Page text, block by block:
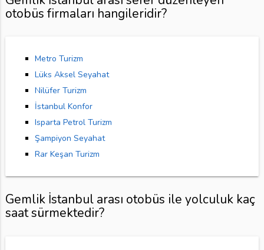
otobüs firmaları hangileridir?
Metro Turizm
Lüks Aksel Seyahat
Nilüfer Turizm
İstanbul Konfor
Isparta Petrol Turizm
Şampiyon Seyahat
Rar Keşan Turizm
Gemlik İstanbul arası otobüs ile yolculuk kaç
saat sürmektedir?